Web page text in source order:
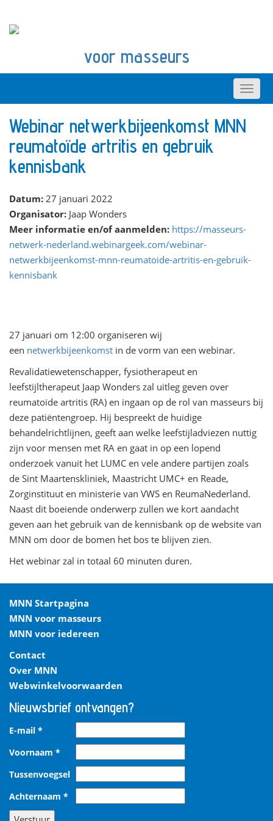
voor masseurs
Webinar netwerkbijeenkomst MNN
reumatoïde artritis en gebruik
kennisbank
Datum: 27 januari 2022
Organisator: Jaap Wonders
Meer informatie en/of aanmelden: https://masseurs-
netwerk-nederland.webinargeek.com/webinar-
netwerkbijeenkomst-mnn-reumatoide-artritis-en-gebruik-
kennisbank
27 januari om 12:00 organiseren wij
een netwerkbijeenkomst in de vorm van een webinar.
Revalidatiewetenschapper, fysiotherapeut en
leefstijltherapeut Jaap Wonders zal uitleg geven over
reumatoïde artritis (RA) en ingaan op de rol van masseurs bij
deze patiëntengroep. Hij bespreekt de huidige
behandelrichtlijnen, geeft aan welke leefstijladviezen nuttig
zijn voor mensen met RA en gaat in op een lopend
onderzoek vanuit het LUMC en vele andere partijen zoals
de Sint Maartenskliniek, Maastricht UMC+ en Reade,
Zorginstituut en ministerie van VWS en ReumaNederland.
Naast dit boeiende onderwerp zullen we kort aandacht
geven aan het gebruik van de kennisbank op de website van
MNN om door de bomen het bos te blijven zien.
Het webinar zal in totaal 60 minuten duren.
MNN Startpagina
MNN voor masseurs
MNN voor iedereen
Contact
Over MNN
Webwinkelvoorwaarden
Nieuwsbrief ontvangen?
E-mail *
Voornaam *
Tussenvoegsel
Achternaam *